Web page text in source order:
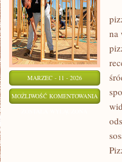
MARZEC - 11 - 2026
MOŻLIWOŚĆ KOMENTOWANIA PIZZERIE
POLSCE
na